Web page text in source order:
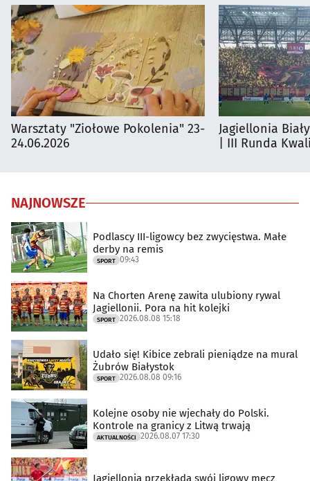
Warsztaty "Ziołowe Pokolenia" 23-
24.06.2026
Jagiellonia
| III Runda
NAJNOWSZE
Podlascy III-ligowcy bez zwycięstwa. Małe
derby na remis
SPORT 09:43
Na Chorten Arenę zawita ulubiony rywal
Jagiellonii. Pora na hit kolejki
SPORT 2026.08.08 15:18
Udało się! Kibice zebrali pieniądze na mural
Żubrów Białystok
SPORT 2026.08.08 09:16
Kolejne osoby nie wjechały do Polski.
Kontrole na granicy z Litwą trwają
AKTUALNOŚCI 2026.08.07 17:30
Jagiellonia przekłada swój ligowy mecz